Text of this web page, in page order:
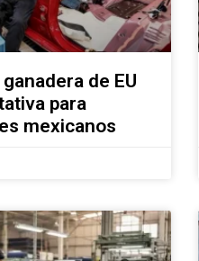
de EU
para
mexicanos